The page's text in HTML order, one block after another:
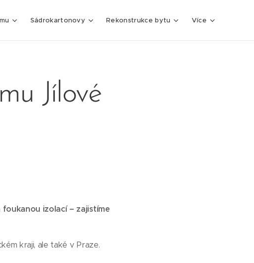
Sádrokartonovy Rekonstrukce bytu Více
Jílové
izolací – zajistíme
kraji, ale také v Praze.